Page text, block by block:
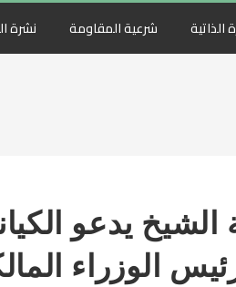
الذاتية شرعية المقاومة نشرة
يدعو
الوزراء